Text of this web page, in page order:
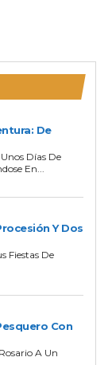
De
Días De
En...
Y Dos
Fiestas De
Con
A Un